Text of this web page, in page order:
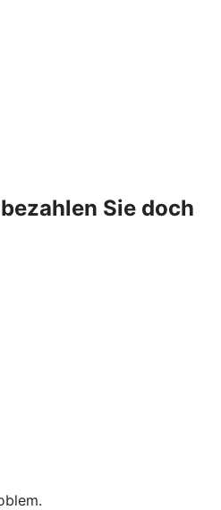
Sie doch